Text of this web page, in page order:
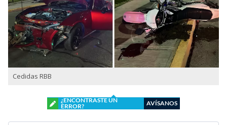
Cedidas RBB
¿ENCONTRASTE UN
ERROR?
AVÍSANOS